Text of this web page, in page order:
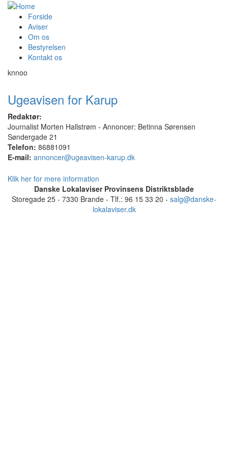
Forside
Aviser
Om os
Bestyrelsen
Kontakt os
knnoo
Ugeavisen for Karup
Redaktør:
Journalist Morten Hallstrøm - Annoncer: Betinna Sørensen
Søndergade 21
Telefon: 86881091
E-mail: annoncer@ugeavisen-karup.dk
Klik her for mere information
Danske Lokalaviser Provinsens Distriktsblade
Storegade 25 - 7330 Brande - Tlf.: 96 15 33 20 - salg@danske-
lokalaviser.dk